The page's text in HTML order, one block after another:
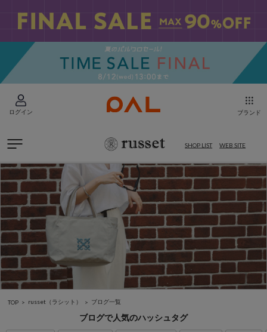
ログイン ブランド
SHOP LIST WEB SITE
TOP russet（ラシット） ブログ一覧
ブログで人気のハッシュタグ